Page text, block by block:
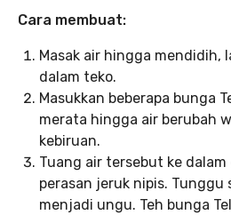
Cara membuat:
Masak air hingga mendidih,
dalam teko.
Masukkan beberapa bunga
merata hingga air berubah
kebiruan.
Tuang air tersebut ke dalam
perasan jeruk nipis. Tunggu
menjadi ungu. Teh bunga